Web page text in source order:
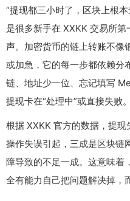
“提现都三小时了，区块上根
是很多新手在 XXKK 交易所
声。加密货币的链上转账不像
或加急，它的每一步都依赖分
链、地址少一位、忘记填写
提现卡在“处理中”或直接失败。
根据 XXKK 官方的数据，提
操作失误引起，三成是区块链
障导致的不足一成。这意味着
全有能力自己把问题解决掉，